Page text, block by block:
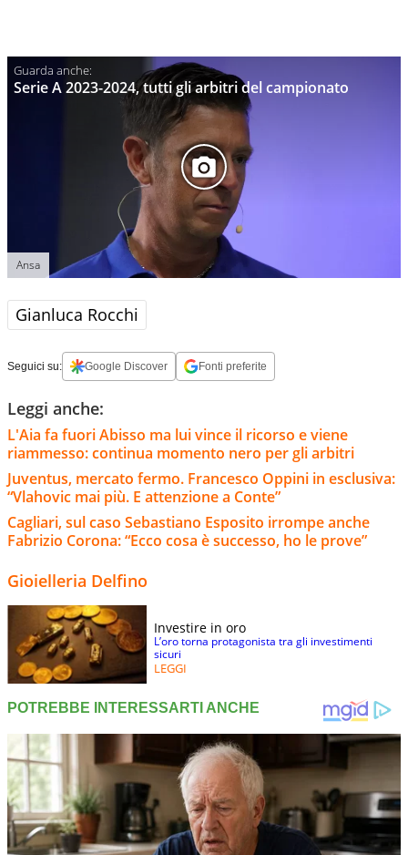
Serie A 2023-2024, tutti gli arbitri del campionato
Ansa
Gianluca Rocchi
Seguici su: Google Discover Fonti preferite
Leggi anche:
L'Aia fa fuori Abisso ma lui vince il ricorso e viene
riammesso: continua momento nero per gli arbitri
Juventus, mercato fermo. Francesco Oppini in esclusiva:
“Vlahovic mai più. E attenzione a Conte”
Cagliari, sul caso Sebastiano Esposito irrompe anche
Fabrizio Corona: “Ecco cosa è successo, ho le prove”
Gioielleria Delfino
Investire in oro
L’oro torna protagonista tra gli investimenti
sicuri
LEGGI